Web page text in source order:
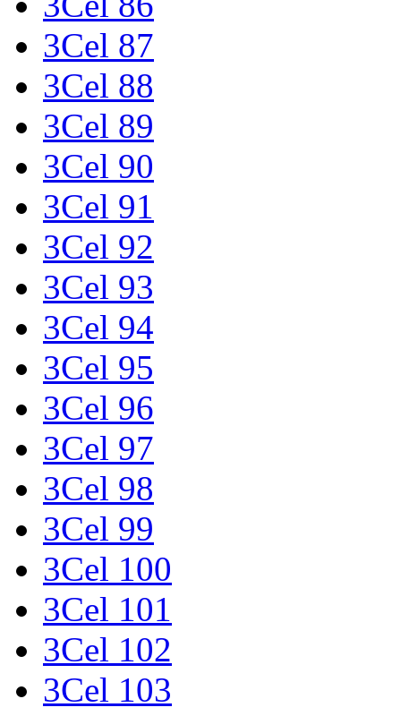
3Cel 87
3Cel 88
3Cel 89
3Cel 90
3Cel 91
3Cel 92
3Cel 93
3Cel 94
3Cel 95
3Cel 96
3Cel 97
3Cel 98
3Cel 99
3Cel 100
3Cel 101
3Cel 102
3Cel 103